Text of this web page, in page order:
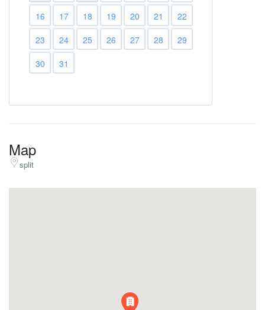
16
17 18 19 20 21
22
23
24 25 26 27 28
29
30
31
Map
split